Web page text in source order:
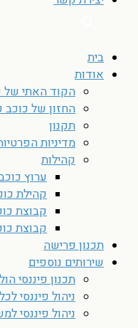
בית
אודות
הקוד האתי של
החזון של כוכב
תקנון
מדיניות
קהילות
ערוץ
קהילת
קבוצת
קבוצת
תכנון פרישה
שירותים נוספים
תכנון פיננסי
ניהול פיננסי
ניהול פיננסי